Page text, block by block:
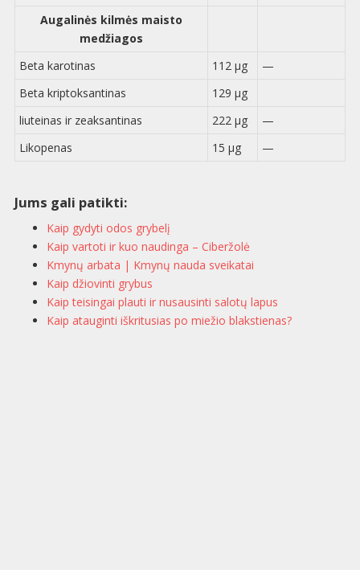
Augalinės kilmės maisto
medžiagos
Beta karotinas
112 µg
—
Beta kriptoksantinas
129 µg
liuteinas ir zeaksantinas
222 µg
—
Likopenas
15 µg —
Jums gali patikti:
Kaip gydyti odos grybelį
Kaip vartoti ir kuo naudinga – Ciberžolė
Kmynų arbata | Kmynų nauda sveikatai
Kaip džiovinti grybus
Kaip teisingai plauti ir nusausinti salotų lapus
Kaip atauginti iškritusias po miežio blakstienas?